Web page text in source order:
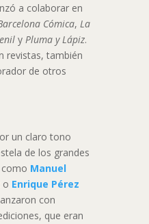
a colaborar en
Cómica, La
y Pluma y Lápiz.
revistas, también
de otros
un claro tono
de los grandes
Manuel
o Enrique Pérez
con
que eran